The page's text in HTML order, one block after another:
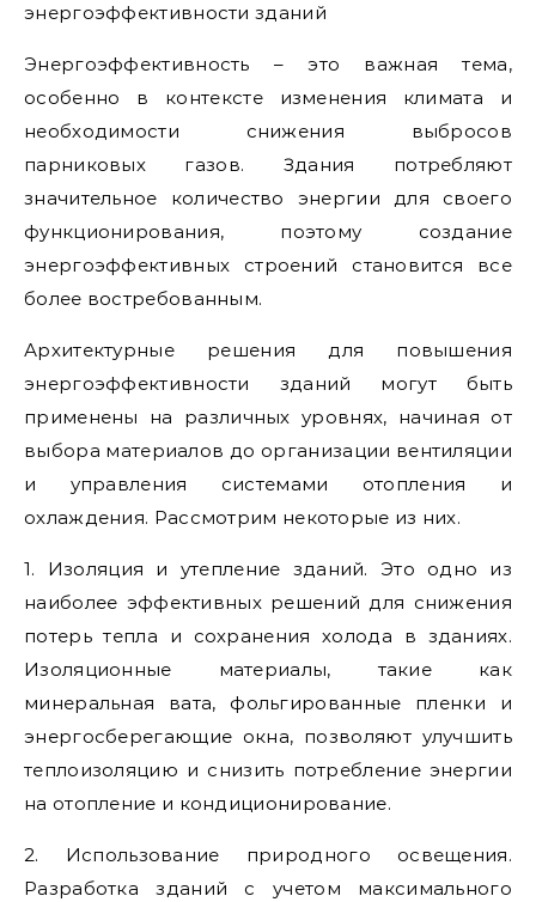
энергоэффективности зданий
Энергоэффективность – это важная тема,
особенно в контексте изменения климата и
необходимости снижения выбросов
парниковых газов. Здания потребляют
значительное количество энергии для своего
функционирования, поэтому создание
энергоэффективных строений становится все
более востребованным.
Архитектурные решения для повышения
энергоэффективности зданий могут быть
применены на различных уровнях, начиная от
выбора материалов до организации вентиляции
и управления системами отопления и
охлаждения. Рассмотрим некоторые из них.
1. Изоляция и утепление зданий. Это одно из
наиболее эффективных решений для снижения
потерь тепла и сохранения холода в зданиях.
Изоляционные материалы, такие как
минеральная вата, фольгированные пленки и
энергосберегающие окна, позволяют улучшить
теплоизоляцию и снизить потребление энергии
на отопление и кондиционирование.
2. Использование природного освещения.
Разработка зданий с учетом максимального